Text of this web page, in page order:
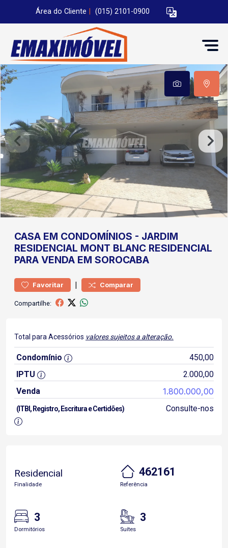
Área do Cliente (015) 2101-0900
CASA EM CONDOMÍNIOS - JARDIM
RESIDENCIAL MONT BLANC RESIDENCIAL
PARA VENDA EM SOROCABA
Favoritar | Comparar
Compartilhe:
Total para Acessórios valores sujeitos a alteração.
Condomínio
450,00
IPTU
2.000,00
Venda
1.800.000,00
(ITBI, Registro, Escritura e Certidões) Consulte-nos
Residencial
Finalidade
462161
Referência
3
Dormitórios
3
Suítes